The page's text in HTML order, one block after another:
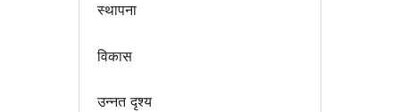
स्थापना
विकास
उन्नत दृश्य